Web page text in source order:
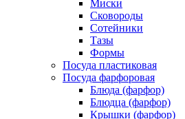
Миски
Сковороды
Сотейники
Тазы
Формы
Посуда пластиковая
Посуда фарфоровая
Блюда (фарфор)
Блюдца (фарфор)
Крышки (фарфор)